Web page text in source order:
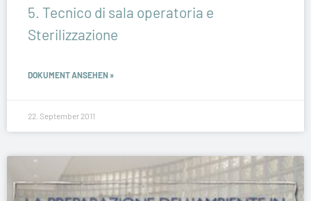
5. Tecnico di sala operatoria e
Sterilizzazione
DOKUMENT ANSEHEN »
22. September 2011